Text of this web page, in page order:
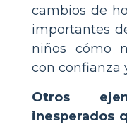
cambios de
importantes
niños cómo
con confianza
Otros
inesperados